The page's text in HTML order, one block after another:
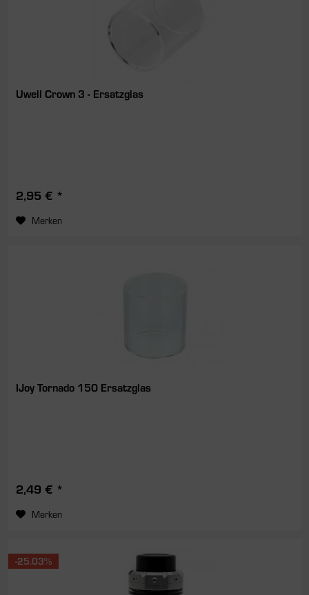
Uwell Crown 3 - Ersatzglas
2,95 € *
Merken
IJoy Tornado 150 Ersatzglas
2,49 € *
Merken
-25.03%